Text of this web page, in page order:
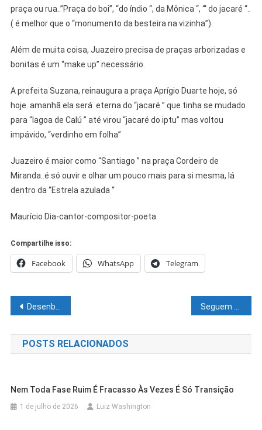
praça ou rua..”Praça do boi”, “do índio “, da Mônica “, “‘ do jacaré “..
( é melhor que o “monumento da besteira na vizinha”).
Além de muita coisa, Juazeiro precisa de praças arborizadas e
bonitas é um “make up” necessário.
A prefeita Suzana, reinaugura a praça Aprígio Duarte hoje, só
hoje. amanhã ela será eterna do “jacaré ” que tinha se mudado
para “lagoa de Calú ” até virou “jacaré do iptu” mas voltou
impávido, “verdinho em folha”
Juazeiro é maior como “Santiago ” na praça Cordeiro de
Miranda..é só ouvir e olhar um pouco mais para si mesma, lá
dentro da “Estrela azulada “
Maurício Dia-cantor-compositor-poeta
Compartilhe isso:
Facebook WhatsApp Telegram
Navegação
de
Post
Desenbahia expande atendimento para oferta do crédito emergencial Seguem abertas inscrições para admissão ao serviço militar voluntário de praças da Marinha em Juazeiro
POSTS RELACIONADOS
Nem Toda Fase Ruim É Fracasso Às Vezes É Só Transição
1 de julho de 2026 Luiz Washington